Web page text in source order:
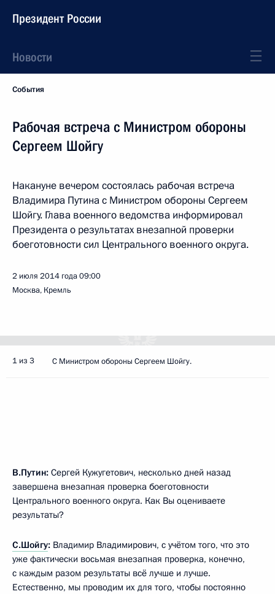
Президент России
Новости
События
Рабочая встреча с Министром обороны
Сергеем Шойгу
Накануне вечером состоялась рабочая встреча
Владимира Путина с Министром обороны Сергеем
Шойгу. Глава военного ведомства информировал
Президента о результатах внезапной проверки
боеготовности сил Центрального военного округа.
2 июля 2014 года09:00
Москва, Кремль
1 из 3 С Министром обороны Сергеем Шойгу.
В.Путин: Сергей Кужугетович, несколько дней назад
завершена внезапная проверка боеготовности
Центрального военного округа. Как Вы оцениваете
результаты?
С.Шойгу: Владимир Владимирович, с учётом того, что это
уже фактически восьмая внезапная проверка, конечно,
с каждым разом результаты всё лучше и лучше.
Естественно, мы проводим их для того, чтобы постоянно